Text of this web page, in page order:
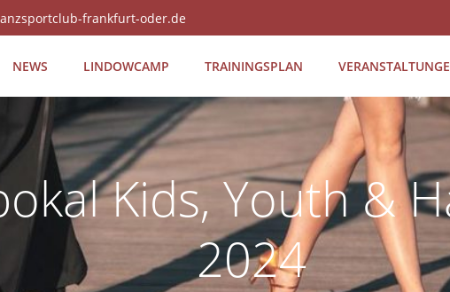
frankfurt-oder.de
NEWS LIN­DOW­CAMP TRAI­NINGS­PLAN
Kids, Youth &
2024